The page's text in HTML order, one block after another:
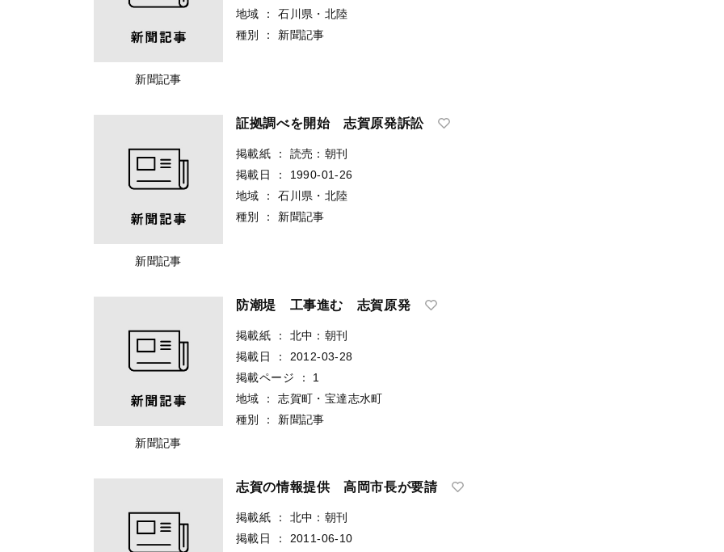
新聞記事
地域
：
石川県・北陸
種別
： 新聞記事
新聞記事
証拠調べを開始 志賀原発訴訟
掲載紙 ：
読売：朝刊
掲載日
：
1990-01-26
地域
：
石川県・北陸
種別
： 新聞記事
新聞記事
防潮堤 工事進む 志賀原発
掲載紙 ：
北中：朝刊
掲載日
：
2012-03-28
掲載ページ
：
1
地域
：
志賀町・宝達志水町
種別
： 新聞記事
志賀の情報提供 高岡市長が要請
掲載紙 ：
北中：朝刊
掲載日
：
2011-06-10